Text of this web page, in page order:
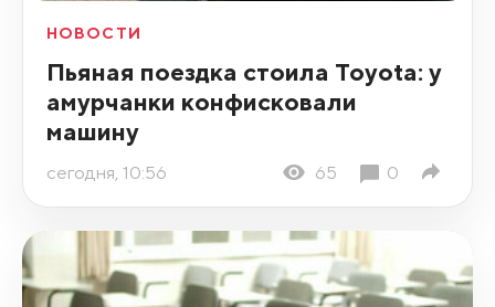
НОВОСТИ
Пьяная поездка стоила Toyota: у
амурчанки конфисковали
машину
сегодня, 10:56 65 0